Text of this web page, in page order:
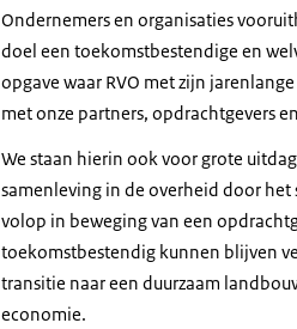
Ondernemers en organisaties
doel een toekomstbestendige en
opgave waar RVO met zijn
met onze partners, opdrachtgevers
We staan hierin ook voor grote
samenleving in de overheid door
volop in beweging van een
toekomstbestendig kunnen blijven
transitie naar een duurzaam
economie.